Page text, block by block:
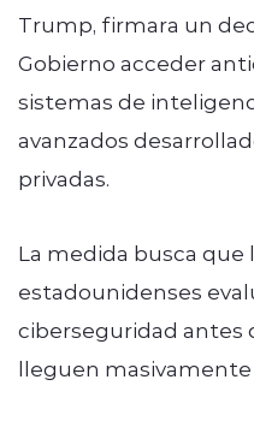
Trump, firmara un
Gobierno acceder
sistemas de
avanzados
privadas.
La medida busca que
estadounidenses
ciberseguridad antes
lleguen masivamente